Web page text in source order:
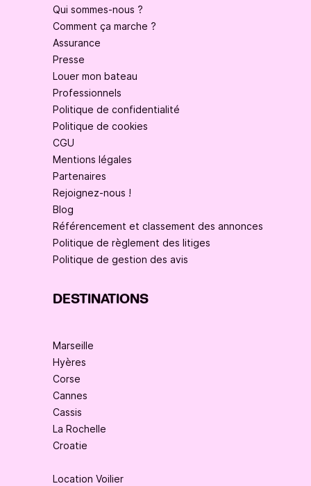
Qui sommes-nous ?
Comment ça marche ?
Assurance
Presse
Louer mon bateau
Professionnels
Politique de confidentialité
Politique de cookies
CGU
Mentions légales
Partenaires
Rejoignez-nous !
Blog
Référencement et classement des annonces
Politique de règlement des litiges
Politique de gestion des avis
DESTINATIONS
Marseille
Hyères
Corse
Cannes
Cassis
La Rochelle
Croatie
Location Voilier